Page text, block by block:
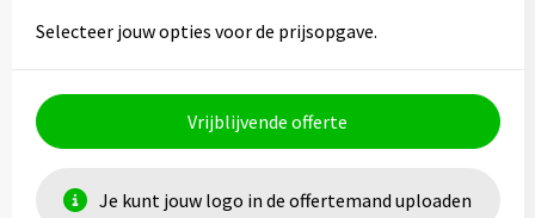
Selecteer jouw opties voor de prijsopgave.
Vrijblijvende offerte
Je kunt jouw logo in de offertemand uploaden